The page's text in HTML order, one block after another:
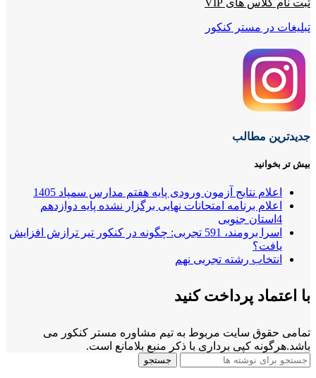
ثبت نام کلاس های VIP
تبلیغات در مستر کنکور
جدیدترین مطالب
بیش تر بخوانید
اعلام نتایج آزمون ورودی پایه هفتم مدارس سمپاد 1405
اعلام برنامه امتحانات نهایی برگزار نشده پایه دوازدهم
4استان جنوبی
اسرا برومند، 591 تجربی: چگونه در کنکور تیر ترازش افزایش
یافت؟
انتخاب رشته تجربی نهم
با اعتماد پرداخت کنید
تمامی حقوق سایت مربوط به تیم مشاوره مستر کنکور می
باشد.هرگونه کپی برداری با ذکر منبع بلامانع است.
جستجو